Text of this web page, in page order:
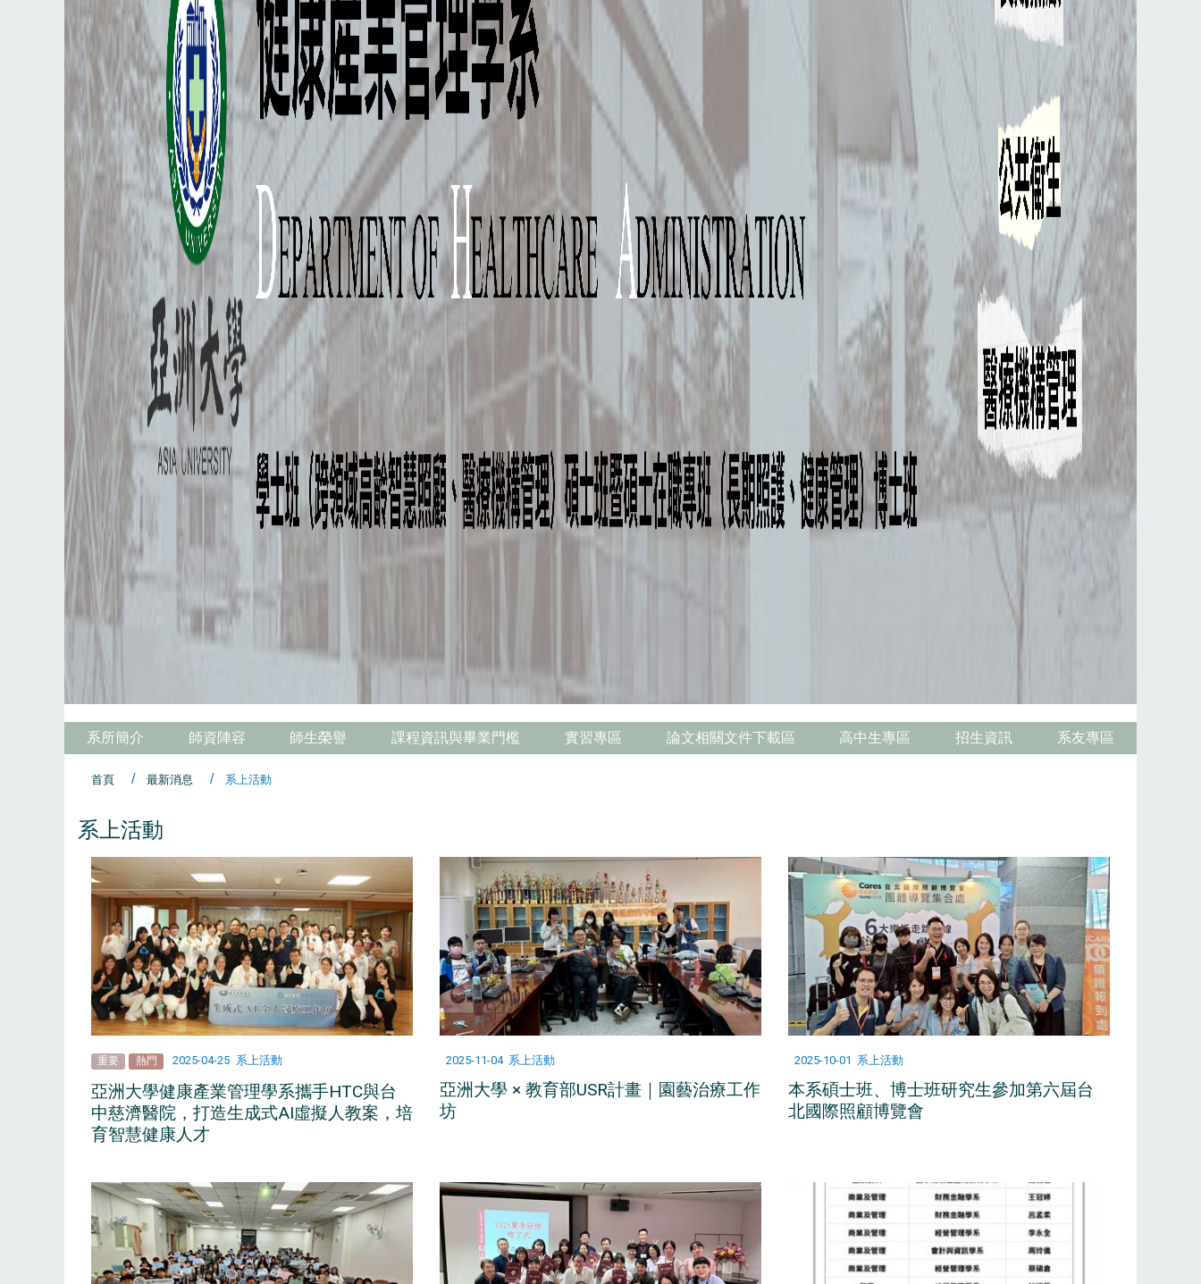
系所簡介 師資陣容 師生榮譽 課程資訊與畢業門檻 實習專區 論文相關文件下載區 高中生專區 招生資訊 系友專區
首頁 最新消息 系上活動
系上活動
重要 熱門 2025-04-25 系上活動
亞洲大學健康產業管理學系攜手HTC與台
中慈濟醫院，打造生成式AI虛擬人教案，培
育智慧健康人才
2025-11-04 系上活動
亞洲大學 × 教育部USR計畫｜園藝治療工作
坊
2025-10-01 系上活動
本系碩士班、博士班研究生參加第六屆台
北國際照顧博覽會